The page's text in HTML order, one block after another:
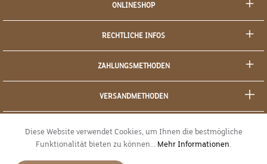
ONLINESHOP
RECHTLICHE INFOS
ZAHLUNGSMETHODEN
VERSANDMETHODEN
Diese Website verwendet Cookies, um Ihnen die bestmögliche
Funktionalität bieten zu können... Mehr Informationen.